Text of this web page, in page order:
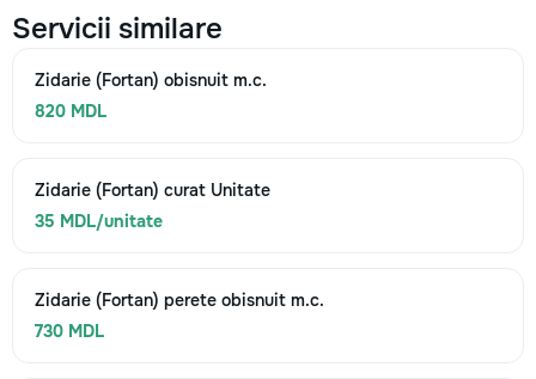
Servicii similare
Zidarie (Fortan) obisnuit m.c.
820 MDL
Zidarie (Fortan) curat Unitate
35 MDL/unitate
Zidarie (Fortan) perete obisnuit m.c.
730 MDL